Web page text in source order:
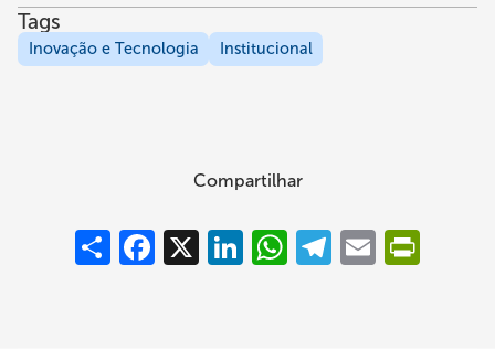
Tags
Inovação e Tecnologia Institucional
Compartilhar
Compartilhar
Facebook
X LinkedInWhatsAppTelegram
Email